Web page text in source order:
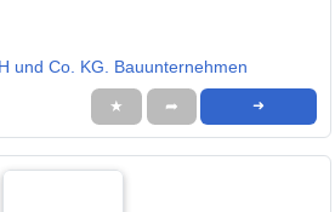
und Co. KG. Bauunternehmen
★ ➦ ➜